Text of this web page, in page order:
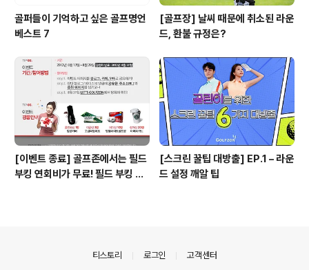
골퍼들이 기억하고 싶은 골프명언
베스트 7
[골프장] 날씨 때문에 취소된 라운
드, 환불 규정은?
[이벤트 종료] 골프존에서는 필드
부킹 연회비가 무료! 필드 부킹 노
[스크린 꿀팁 대방출] EP.1 – 라운
드 설정 깨알 팁
티스토리 로그인 고객센터